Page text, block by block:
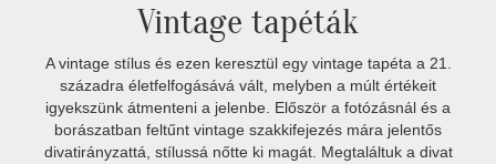
Vintage tapéták
A vintage stílus és ezen keresztül egy vintage tapéta a 21.
századra életfelfogásává vált, melyben a múlt értékeit
igyekszünk átmenteni a jelenbe. Először a fotózásnál és a
borászatban feltűnt vintage szakkifejezés mára jelentős
divatirányzattá, stílussá nőtte ki magát. Megtaláltuk a divat